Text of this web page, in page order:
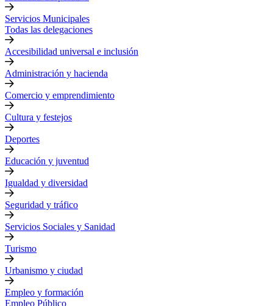
Servicios Municipales
Todas las delegaciones
Accesibilidad universal e inclusión
Administración y hacienda
Comercio y emprendimiento
Cultura y festejos
Deportes
Educación y juventud
Igualdad y diversidad
Seguridad y tráfico
Servicios Sociales y Sanidad
Turismo
Urbanismo y ciudad
Empleo y formación
Empleo Público